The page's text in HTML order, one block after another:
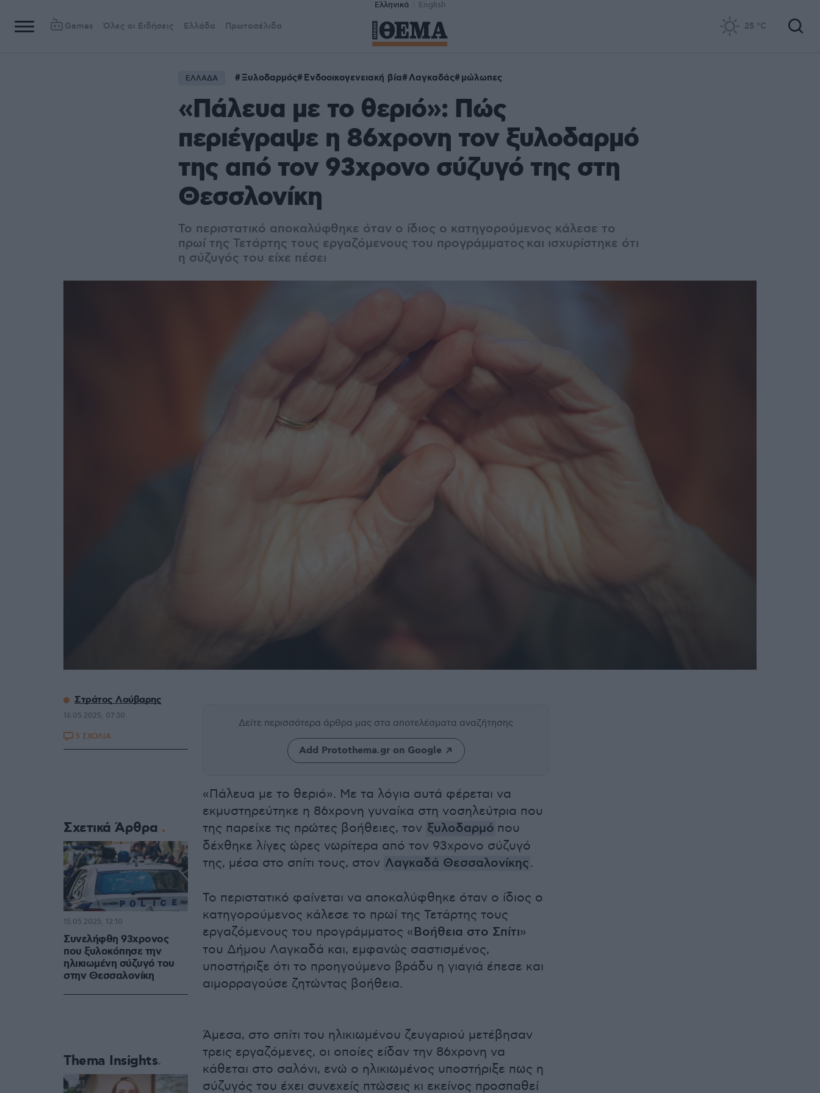
Ελληνικά English
Games Όλες οι Ειδήσεις Ελλάδα Πρωτοσέλιδα 25 °C
ΕΛΛΑΔΑ Ξυλοδαρμός Ενδοοικογενειακή βία Λαγκαδάς μώλωπες
«Πάλευα με το θεριό»: Πώς
περιέγραψε η 86χρονη τον ξυλοδαρμό
της από τον 93χρονο σύζυγό της στη
Θεσσλονίκη
Το περιστατικό αποκαλύφθηκε όταν ο ίδιος ο κατηγορούμενος κάλεσε το
πρωί της Τετάρτης τους εργαζόμενους του προγράμματος και ισχυρίστηκε ότι
η σύζυγός του είχε πέσει
Δείτε περισσότερα άρθρα μας στα αποτελέσματα αναζήτησης
Add Protothema.gr on Google
«Πάλευα με το θεριό». Με τα λόγια αυτά φέρεται να
εκμυστηρεύτηκε η 86χρονη γυναίκα στη νοσηλεύτρια που
της παρείχε τις πρώτες βοήθειες, τον ξυλοδαρμό που
δέχθηκε λίγες ώρες νωρίτερα από τον 93χρονο σύζυγό
της, μέσα στο σπίτι τους, στον Λαγκαδά Θεσσαλονίκης.
Το περιστατικό φαίνεται να αποκαλύφθηκε όταν ο ίδιος ο
κατηγορούμενος κάλεσε το πρωί της Τετάρτης τους
εργαζόμενους του προγράμματος «Βοήθεια στο Σπίτι»
του Δήμου Λαγκαδά και, εμφανώς σαστισμένος,
υποστήριξε ότι το προηγούμενο βράδυ η γιαγιά έπεσε και
αιμορραγούσε ζητώντας βοήθεια.
Άμεσα, στο σπίτι του ηλικιωμένου ζευγαριού μετέβησαν
τρεις εργαζόμενες, οι οποίες είδαν την 86χρονη να
κάθεται στο σαλόνι, ενώ ο ηλικιωμένος υποστήριξε πως η
σύζυγός του έχει συνεχείς πτώσεις κι εκείνος προσπαθεί
Στράτος Λούβαρης
16.05.2025, 07:30
5 ΣΧΟΛΙΑ
Σχετικά Άρθρα
Συνελήφθη 93χρονος
που ξυλοκόπησε την
ηλικιωμένη σύζυγό του
στην Θεσσαλονίκη
15.05.2025, 12:10
Thema Insights